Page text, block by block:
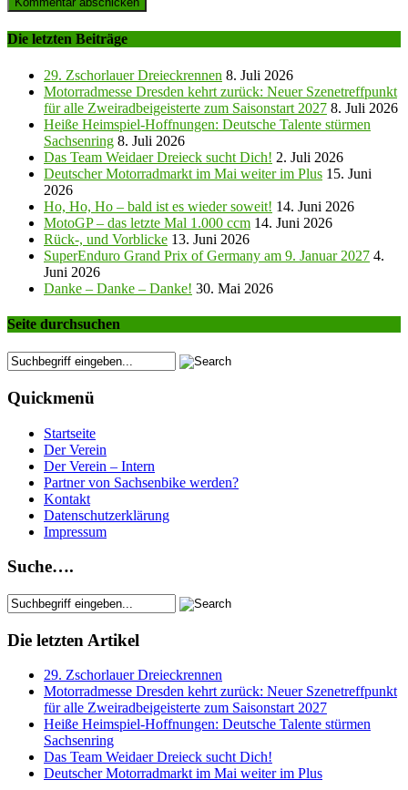
Die letzten Beiträge
29. Zschorlauer Dreieckrennen 8. Juli 2026
Motorradmesse Dresden kehrt zurück: Neuer Szenetreffpunkt
für alle Zweiradbeigeisterte zum Saisonstart 2027 8. Juli 2026
Heiße Heimspiel-Hoffnungen: Deutsche Talente stürmen
Sachsenring 8. Juli 2026
Das Team Weidaer Dreieck sucht Dich! 2. Juli 2026
Deutscher Motorradmarkt im Mai weiter im Plus 15. Juni
2026
Ho, Ho, Ho – bald ist es wieder soweit! 14. Juni 2026
MotoGP – das letzte Mal 1.000 ccm 14. Juni 2026
Rück-, und Vorblicke 13. Juni 2026
SuperEnduro Grand Prix of Germany am 9. Januar 2027 4.
Juni 2026
Danke – Danke – Danke! 30. Mai 2026
Seite durchsuchen
Quickmenü
Startseite
Der Verein
Der Verein – Intern
Partner von Sachsenbike werden?
Kontakt
Datenschutzerklärung
Impressum
Suche….
Die letzten Artikel
29. Zschorlauer Dreieckrennen
Motorradmesse Dresden kehrt zurück: Neuer Szenetreffpunkt
für alle Zweiradbeigeisterte zum Saisonstart 2027
Heiße Heimspiel-Hoffnungen: Deutsche Talente stürmen
Sachsenring
Das Team Weidaer Dreieck sucht Dich!
Deutscher Motorradmarkt im Mai weiter im Plus